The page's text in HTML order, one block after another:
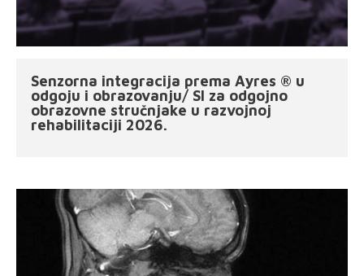
Senzorna integracija prema Ayres ® u
odgoju i obrazovanju/ SI za odgojno
obrazovne stručnjake u razvojnoj
rehabilitaciji 2026.